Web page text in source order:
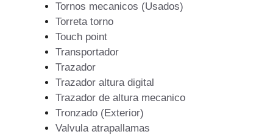
Tornos mecanicos (Usados)
Torreta torno
Touch point
Transportador
Trazador
Trazador altura digital
Trazador de altura mecanico
Tronzado (Exterior)
Valvula atrapallamas